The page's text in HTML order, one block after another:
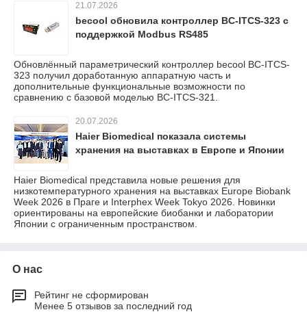
21.07.2026
becool обновила контроллер BC-ITCS-323 с
поддержкой Modbus RS485
Обновлённый параметрический контроллер becool BC-ITCS-
323 получил доработанную аппаратную часть и
дополнительные функциональные возможности по
сравнению с базовой моделью BC-ITCS-321.
20.07.2026
Haier Biomedical показала системы
хранения на выставках в Европе и Японии
Haier Biomedical представила новые решения для
низкотемпературного хранения на выставках Europe Biobank
Week 2026 в Праге и Interphex Week Tokyo 2026. Новинки
ориентированы на европейские биобанки и лаборатории
Японии с ограниченным пространством.
О нас
Рейтинг не сформирован
Менее 5 отзывов за последний год